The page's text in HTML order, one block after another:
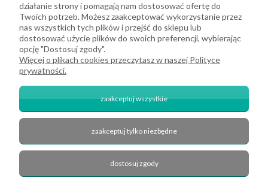
2026 DeHome.pl | Tekstylia domowe DeHome | Przemysłowa 8, 43-430
Pierściec | E-mail: dehome@dehome.pl | Tel.: 733 666 100 | "INARI" SPÓŁKA
CYWILNA BARTŁOMIEJ SOBINA, ZDZISŁAW BOJDA | NIP: 6332161340 |
działanie strony i pomagają nam dostosować ofertę do
Twoich potrzeb. Możesz zaakceptować wykorzystanie przez
nas wszystkich tych plików i przejść do sklepu lub
dostosować użycie plików do swoich preferencji, wybierając
opcję "Dostosuj zgody".
Więcej o plikach cookies przeczytasz w naszej Polityce
prywatności.
zaakceptuj wszystkie
zaakceptuj tylko niezbędne
dostosuj zgody